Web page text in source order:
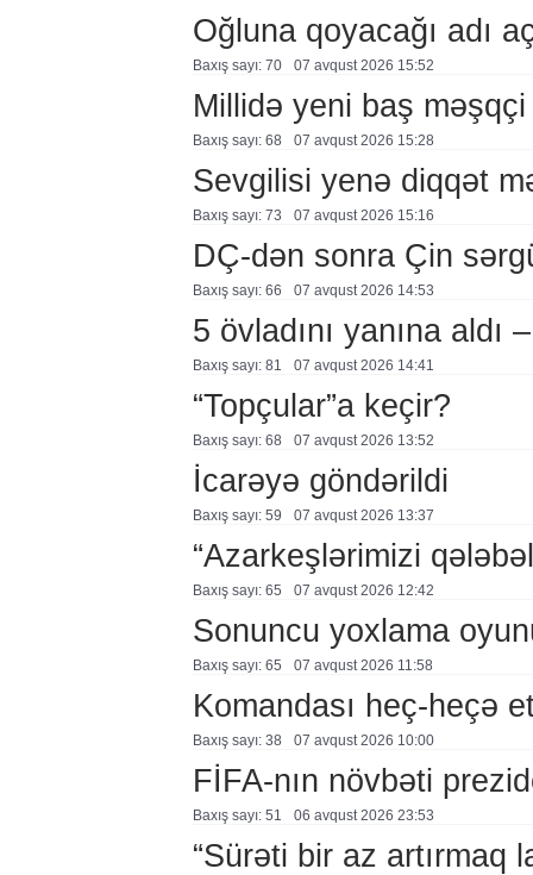
Oğluna qoyacağı adı
Baxış sayı: 70 07 avqust 2026 15:52
Millidə yeni baş məşqçi
Baxış sayı: 68 07 avqust 2026 15:28
Sevgilisi yenə diqqət
Baxış sayı: 73 07 avqust 2026 15:16
DÇ-dən sonra Çin
Baxış sayı: 66 07 avqust 2026 14:53
5 övladını yanına aldı
Baxış sayı: 81 07 avqust 2026 14:41
“Topçular”a keçir?
Baxış sayı: 68 07 avqust 2026 13:52
İcarəyə göndərildi
Baxış sayı: 59 07 avqust 2026 13:37
“Azarkeşlərimizi
Baxış sayı: 65 07 avqust 2026 12:42
Sonuncu yoxlama
Baxış sayı: 65 07 avqust 2026 11:58
Komandası heç-heçə
Baxış sayı: 38 07 avqust 2026 10:00
FİFA-nın növbəti
Baxış sayı: 51 06 avqust 2026 23:53
“Sürəti bir az artırmaq